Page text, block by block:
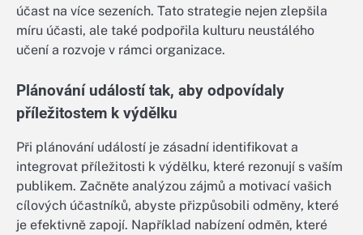
účast na více sezeních. Tato strategie nejen zlepšila
míru účasti, ale také podpořila kulturu neustálého
učení a rozvoje v rámci organizace.
Plánování událostí tak, aby odpovídaly
příležitostem k výdělku
Při plánování událostí je zásadní identifikovat a
integrovat příležitosti k výdělku, které rezonují s vaším
publikem. Začněte analýzou zájmů a motivací vašich
cílových účastníků, abyste přizpůsobili odměny, které
je efektivně zapojí. Například nabízení odměn, které